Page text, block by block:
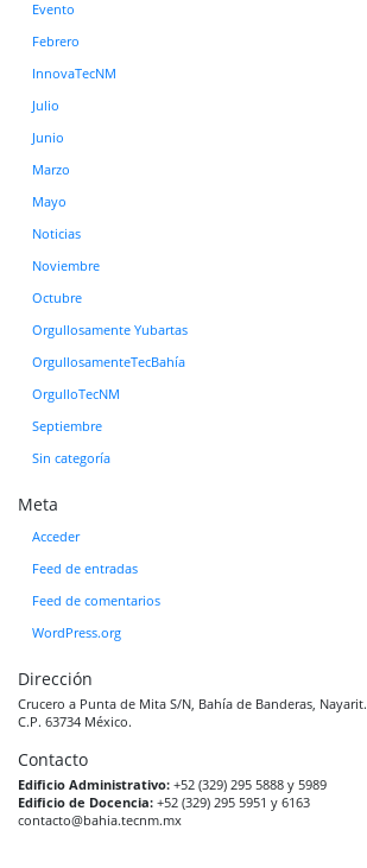
Evento
Febrero
InnovaTecNM
Julio
Junio
Marzo
Mayo
Noticias
Noviembre
Octubre
Orgullosamente Yubartas
OrgullosamenteTecBahía
OrgulloTecNM
Septiembre
Sin categoría
Meta
Acceder
Feed de entradas
Feed de comentarios
WordPress.org
Dirección
Crucero a Punta de Mita S/N, Bahía de Banderas, Nayarit.
C.P. 63734 México.
Contacto
Edificio Administrativo: +52 (329) 295 5888 y 5989
Edificio de Docencia: +52 (329) 295 5951 y 6163
contacto@bahia.tecnm.mx